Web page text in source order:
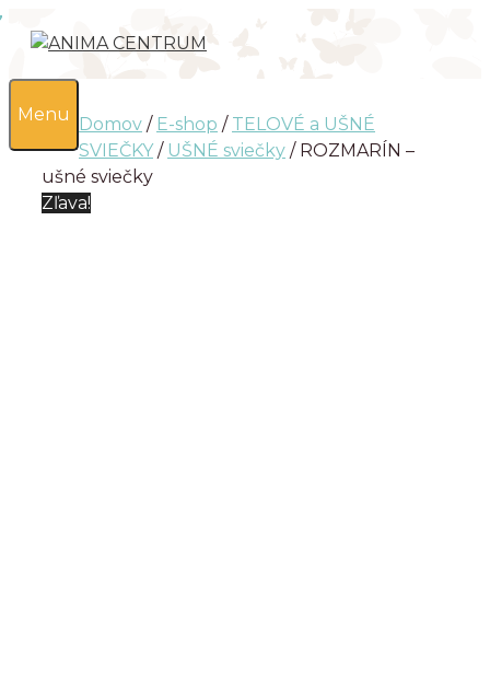
Menu Domov / E-shop / TELOVÉ a UŠNÉ
SVIEČKY/ UŠNÉ sviečky / ROZMARÍN –
ušné sviečky
Zľava!